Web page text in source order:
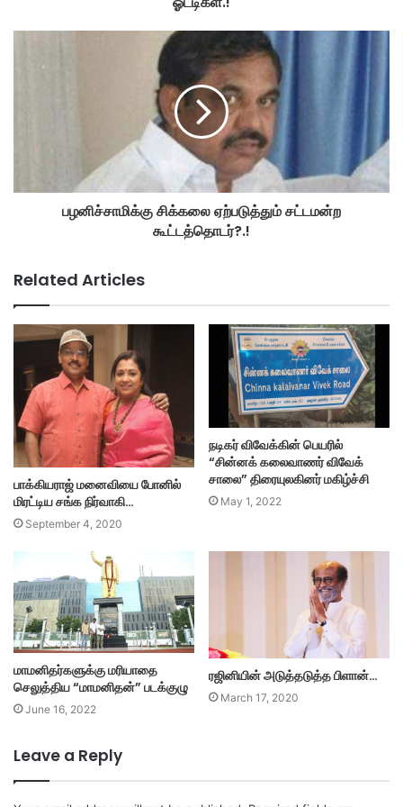
பழனிச்சாமிக்கு சிக்கலை ஏற்படுத்தும் சட்டமன்ற
கூட்டத்தொடர்?.!
Related Articles
பாக்கியராஜ் மனைவியை போனில்
மிரட்டிய சங்க நிர்வாகி…
September 4, 2020
நடிகர் விவேக்கின் பெயரில்
“சின்னக் கலைவாணர் விவேக்
சாலை” திரையுலகினர் மகிழ்ச்சி
May 1, 2022
மாமனிதர்களுக்கு மரியாதை
செலுத்திய “மாமனிதன்” படக்குழு
June 16, 2022
ரஜினியின் அடுத்தடுத்த பிளான்…
March 17, 2020
Leave a Reply